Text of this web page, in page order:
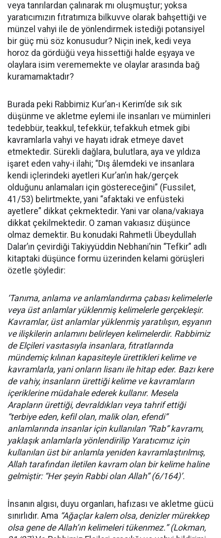
veya tanrılardan çalınarak mı oluşmuştur; yoksa
yaratıcımızın fıtratımıza bilkuvve olarak bahşettiği ve
münzel vahyi ile de yönlendirmek istediği potansiyel
bir güç mü söz konusudur? Niçin inek, kedi veya
horoz da gördüğü veya hissettiği halde eşyaya ve
olaylara isim verememekte ve olaylar arasında bağ
kuramamaktadır?
Burada peki Rabbimiz Kur’an-ı Kerim’de sık sık
düşünme ve akletme eylemi ile insanları ve müminleri
tedebbür, teakkul, tefekkür, tefakkuh etmek gibi
kavramlarla vahyi ve hayatı idrak etmeye davet
etmektedir. Sürekli dağlara, bulutlara, aya ve yıldıza
işaret eden vahy-i ilahi; “Dış âlemdeki ve insanlara
kendi içlerindeki ayetleri Kur’an’ın hak/gerçek
olduğunu anlamaları için göstereceğini” (Fussilet,
41/53) belirtmekte, yani “afaktaki ve enfüsteki
ayetlere” dikkat çekmektedir. Yani var olana/vakıaya
dikkat çekilmektedir. O zaman vakıasız düşünce
olmaz demektir. Bu konudaki Rahmetli Übeydullah
Dalar’ın çevirdiği Takiyyüddin Nebhani’nin “Tefkir” adlı
kitaptaki düşünce formu üzerinden kelami görüşleri
özetle şöyledir:
‘Tanıma, anlama ve anlamlandırma çabası kelimelerle
veya üst anlamlar yüklenmiş kelimelerle gerçekleşir.
Kavramlar, üst anlamlar yüklenmiş yaratılışın, eşyanın
ve ilişkilerin anlamını belirleyen kelimelerdir. Rabbimiz
de Elçileri vasıtasıyla insanlara, fıtratlarında
mündemiç kılınan kapasiteyle ürettikleri kelime ve
kavramlarla, yani onların lisanı ile hitap eder. Bazı kere
de vahiy, insanların ürettiği kelime ve kavramların
içeriklerine müdahale ederek kullanır. Mesela
Arapların ürettiği, devraldıkları veya tahrif ettiği
“terbiye eden, kefil olan, malik olan, efendi”
anlamlarında insanlar için kullanılan “Rab” kavramı,
yaklaşık anlamlarla yönlendirilip Yaratıcımız için
kullanılan üst bir anlamla yeniden kavramlaştırılmış,
Allah tarafından iletilen kavram olan bir kelime haline
gelmiştir: “Her şeyin Rabbi olan Allah” (6/164)’.
İnsanın algısı, duyu organları, hafızası ve akletme gücü
sınırlıdır. Ama “Ağaçlar kalem olsa, denizler mürekkep
olsa gene de Allah’ın kelimeleri tükenmez.” (Lokman,